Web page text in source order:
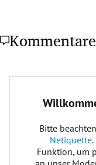
Kommentare